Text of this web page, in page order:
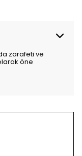
zarafeti ve
öne